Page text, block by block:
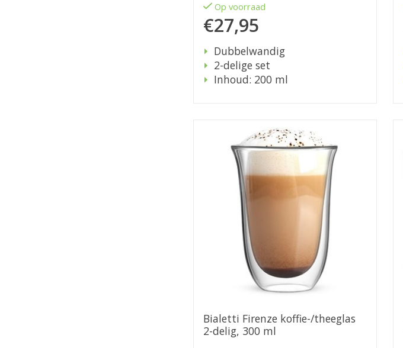
Op voorraad
€27,95
Dubbelwandig
2-delige set
Inhoud: 200 ml
Bialetti Firenze koffie-/theeglas
2-delig, 300 ml